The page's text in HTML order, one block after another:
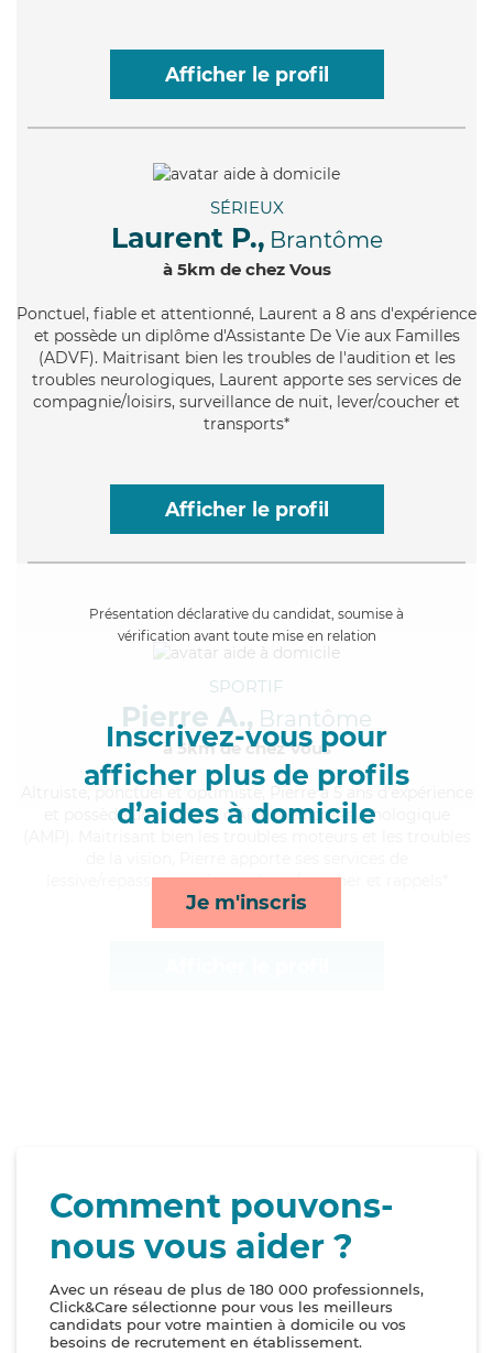
Afficher le profil
SÉRIEUX
Laurent P., Brantôme
à 5km de chez Vous
Ponctuel, fiable et attentionné, Laurent a 8 ans d'expérience
et possède un diplôme d'Assistante De Vie aux Familles
(ADVF). Maitrisant bien les troubles de l'audition et les
troubles neurologiques, Laurent apporte ses services de
compagnie/loisirs, surveillance de nuit, lever/coucher et
transports*
Afficher le profil
Présentation déclarative du candidat, soumise à
vérification avant toute mise en relation
Inscrivez-vous pour
afficher plus de profils
d’aides à domicile
Je m'inscris
SPORTIF
Pierre A., Brantôme
à 5km de chez Vous
, ponctuel et optimiste, Pierre a 5 ans d'expérience
et possède un diplôme d'Aide Médico-Psychologique
lessive/repassage, ménage, lever/coucher et rappels*
Comment pouvons-
nous vous aider ?
Avec un réseau de plus de 180 000 professionnels,
Click&Care sélectionne pour vous les meilleurs
candidats pour votre maintien à domicile ou vos
besoins de recrutement en établissement.